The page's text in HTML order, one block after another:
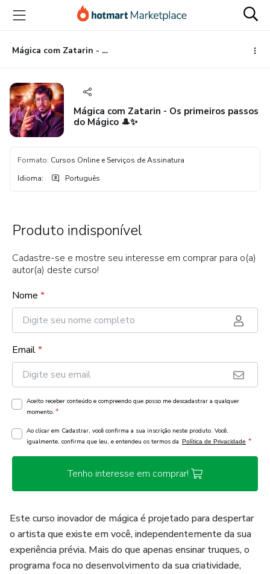
para
conteúdo
principal
para
pagamento
para
rodapé
Mágica com Zatarin - Os primeiros passos do Mágico 🎩✨
Mágica com Zatarin - Os primeiros passos
do Mágico 🎩✨
Formato: Cursos Online e Serviços de Assinatura
Idioma: Português
Produto indisponível
Cadastre-se e mostre seu interesse em comprar para o(a)
autor(a) deste curso!
Nome *
Email*
Aceito receber conteúdo e compreendo que posso me descadastrar a qualquer
momento. *
Ao clicar em Cadastrar, você confirma a sua inscrição neste produto. Você,
igualmente, confirma que leu, e entendeu os termos da Política de Privacidade *
Tenho interesse em comprar!
Este curso inovador de mágica é projetado para despertar
o artista que existe em você, independentemente da sua
experiência prévia. Mais do que apenas ensinar truques, o
programa foca no desenvolvimento da sua criatividade,